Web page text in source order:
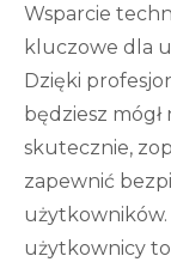
Wsparcie
kluczowe dla
Dzięki
będziesz
skutecznie,
zapewnić
użytkowników.
użytkownicy